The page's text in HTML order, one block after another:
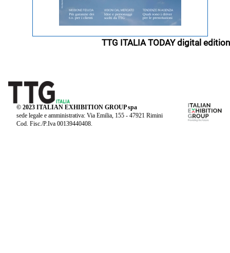
TTG ITALIA TODAY digital edition
© 2023 ITALIAN EXHIBITION GROUP spa
sede legale e amministrativa: Via Emilia, 155 - 47921 Rimini
Cod. Fisc./P.Iva 00139440408.